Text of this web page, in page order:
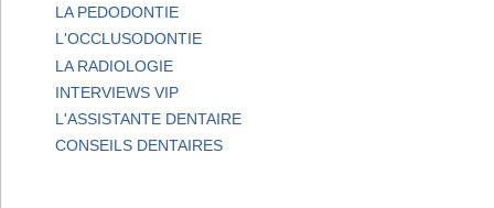
LA PEDODONTIE
L'OCCLUSODONTIE
LA RADIOLOGIE
INTERVIEWS VIP
L'ASSISTANTE DENTAIRE
CONSEILS DENTAIRES